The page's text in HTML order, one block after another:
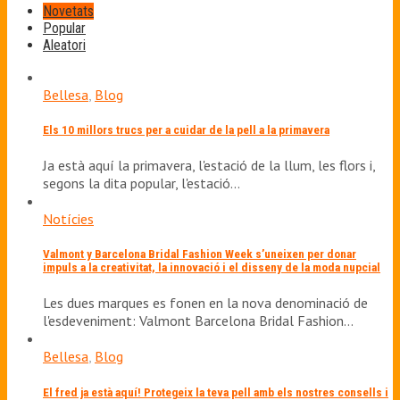
Novetats
Popular
Aleatori
Bellesa Blog
Els 10 millors trucs per a cuidar de la pell a la primavera
Ja està aquí la primavera, l'estació de la llum, les flors i,
segons la dita popular, l'estació…
Notícies
Valmont y Barcelona Bridal Fashion Week s’uneixen per donar
impuls a la creativitat, la innovació i el disseny de la moda nupcial
Les dues marques es fonen en la nova denominació de
l'esdeveniment: Valmont Barcelona Bridal Fashion…
Bellesa, Blog
El fred ja està aquí! Protegeix la teva pell amb els nostres consells i